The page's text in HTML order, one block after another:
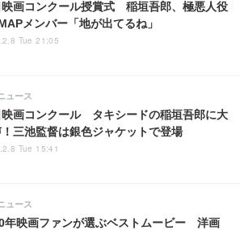
映画コンクール授賞式 稲垣吾郎、極悪人役
メンバー「地が出てるね」
Tue 21:05
映画コンクール タキシードの稲垣吾郎に大
三池監督は銀色ジャケットで登場
ュース
Tue 15:41
年映画ファンが選ぶベストムービー 洋画
ュース